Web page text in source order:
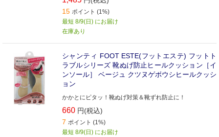
15 ポイント (1%)
最短 8/9(日) にお届け
在庫あり
シャンティ FOOT ESTE(フットエステ) フットト
ラブルシリーズ 靴ぬげ防止ヒールクッション［イ
ンソール］ ベージュ クツヌゲボウシヒールクッシ
ョン
かかとにピタッ！靴ぬげ対策＆靴ずれ防止に！
660 円(税込)
7 ポイント (1%)
最短 8/9(日) にお届け